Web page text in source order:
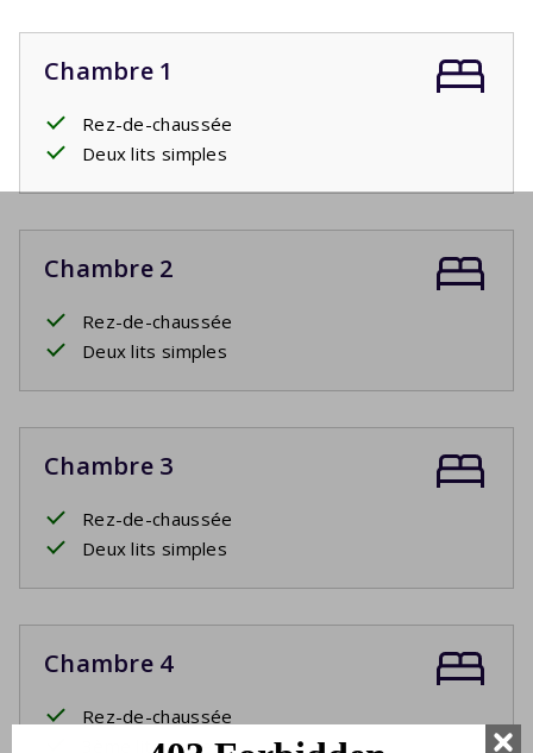
Chambre 1
Rez-de-chaussée
Deux lits simples
Chambre 2
Rez-de-chaussée
Deux lits simples
Chambre 3
Rez-de-chaussée
Deux lits simples
Chambre 4
Rez-de-chaussée
3ème lit simple